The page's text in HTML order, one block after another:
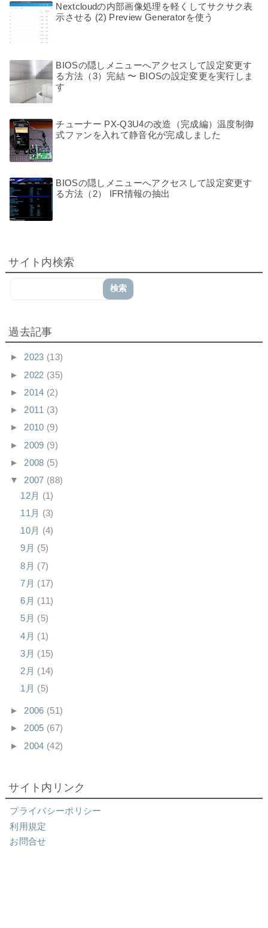
Nextcloudの内部画像処理を軽くしてサクサク表
示させる (2) Preview Generatorを使う
BIOSの隠しメニューへアクセスして設定変更す
る方法（3）完結 〜 BIOSの設定変更を実行しま
す
チューナー PX-Q3U4の改造（完成編）温度制御
式ファンを入れて静音化が完成しました
BIOSの隠しメニューへアクセスして設定変更す
る方法（2） IFR情報の抽出
サイト内検索
過去記事
► 2023 (13)
► 2022 (35)
► 2014 (2)
► 2011 (3)
► 2010 (9)
► 2009 (9)
► 2008 (5)
▼ 2007 (88)
12月 (1)
11月 (3)
10月 (4)
9月 (5)
8月 (7)
7月 (17)
6月 (11)
5月 (5)
4月 (1)
3月 (15)
2月 (14)
1月 (5)
► 2006 (51)
► 2005 (67)
► 2004 (42)
サイト内リンク
プライバシーポリシー
利用規定
お問合せ